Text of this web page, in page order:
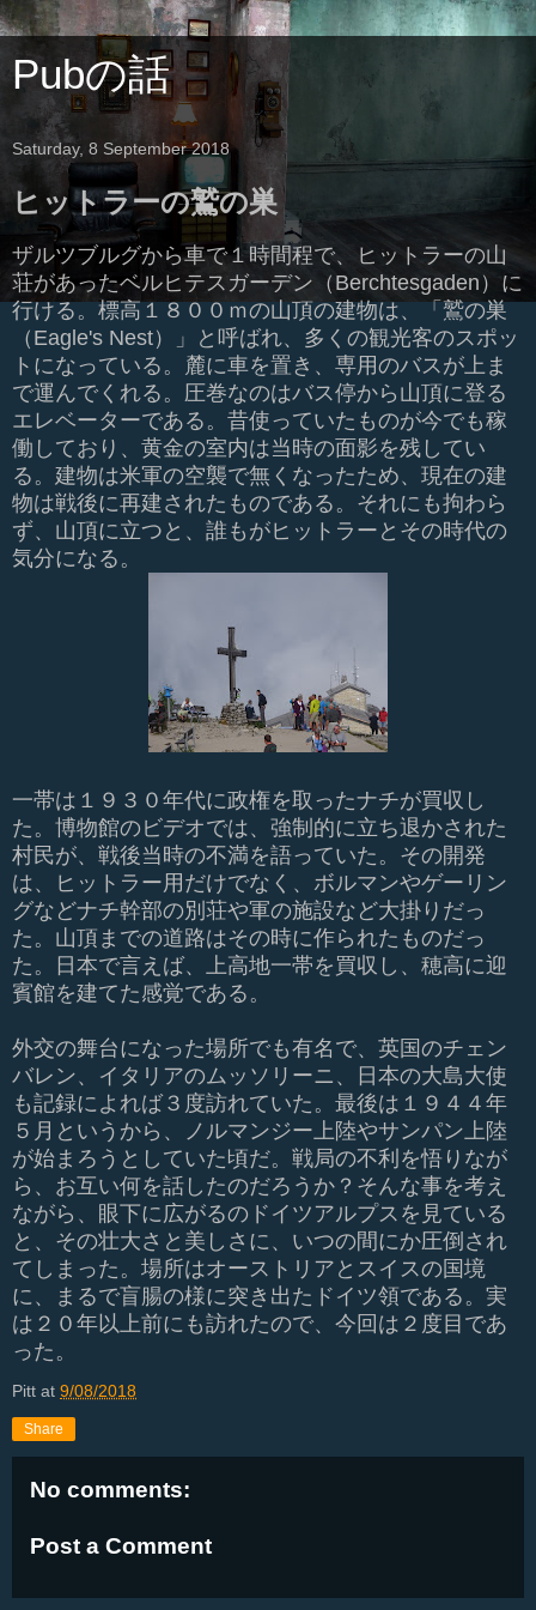
Pubの話
Saturday, 8 September 2018
ヒットラーの鷲の巣
ザルツブルグから車で１時間程で、ヒットラーの山
荘があったベルヒテスガーデン（Berchtesgaden）に
行ける。標高１８００ｍの山頂の建物は、「鷲の巣
（Eagle's Nest）」と呼ばれ、多くの観光客のスポッ
トになっている。麓に車を置き、専用のバスが上ま
で運んでくれる。圧巻なのはバス停から山頂に登る
エレベーターである。昔使っていたものが今でも稼
働しており、黄金の室内は当時の面影を残してい
る。建物は米軍の空襲で無くなったため、現在の建
物は戦後に再建されたものである。それにも拘わら
ず、山頂に立つと、誰もがヒットラーとその時代の
気分になる。
一帯は１９３０年代に政権を取ったナチが買収し
た。博物館のビデオでは、強制的に立ち退かされた
村民が、戦後当時の不満を語っていた。その開発
は、ヒットラー用だけでなく、ボルマンやゲーリン
グなどナチ幹部の別荘や軍の施設など大掛りだっ
た。山頂までの道路はその時に作られたものだっ
た。日本で言えば、上高地一帯を買収し、穂高に迎
賓館を建てた感覚である。
外交の舞台になった場所でも有名で、英国のチェン
バレン、イタリアのムッソリーニ、日本の大島大使
も記録によれば３度訪れていた。最後は１９４４年
５月というから、ノルマンジー上陸やサンパン上陸
が始まろうとしていた頃だ。戦局の不利を悟りなが
ら、お互い何を話したのだろうか？そんな事を考え
ながら、眼下に広がるのドイツアルプスを見ている
と、その壮大さと美しさに、いつの間にか圧倒され
てしまった。場所はオーストリアとスイスの国境
に、まるで盲腸の様に突き出たドイツ領である。実
は２０年以上前にも訪れたので、今回は２度目であ
った。
Pitt at 9/08/2018
Share
No comments:
Post a Comment